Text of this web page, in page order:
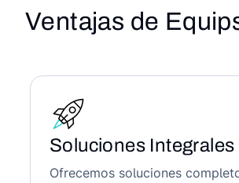
Ventajas de
Soluciones Integrales
Ofrecemos soluciones